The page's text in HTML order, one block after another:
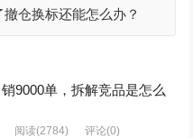
仓换标还能怎么办？
销9000单，拆解竞品是怎么
阅读(2784) 评论(0)